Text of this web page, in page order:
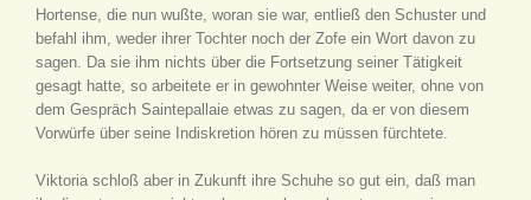
Hortense, die nun wußte, woran sie war, entließ den Schuster und
befahl ihm, weder ihrer Tochter noch der Zofe ein Wort davon zu
sagen. Da sie ihm nichts über die Fortsetzung seiner Tätigkeit
gesagt hatte, so arbeitete er in gewohnter Weise weiter, ohne von
dem Gespräch Saintepallaie etwas zu sagen, da er von diesem
Vorwürfe über seine Indiskretion hören zu müssen fürchtete.
Viktoria schloß aber in Zukunft ihre Schuhe so gut ein, daß man